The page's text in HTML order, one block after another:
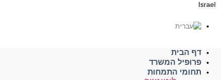
Israel
דף הבית
פרופיל המשרד
תחומי התמחות